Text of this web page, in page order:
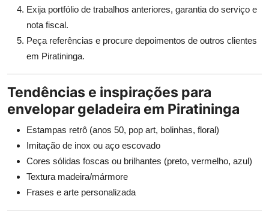
Exija portfólio de trabalhos anteriores, garantia do serviço e
nota fiscal.
Peça referências e procure depoimentos de outros clientes
em Piratininga.
Tendências e inspirações para
envelopar geladeira em Piratininga
Estampas retrô (anos 50, pop art, bolinhas, floral)
Imitação de inox ou aço escovado
Cores sólidas foscas ou brilhantes (preto, vermelho, azul)
Textura madeira/mármore
Frases e arte personalizada